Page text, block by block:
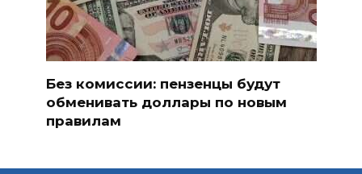
Без комиссии: пензенцы будут
обменивать доллары по новым
правилам